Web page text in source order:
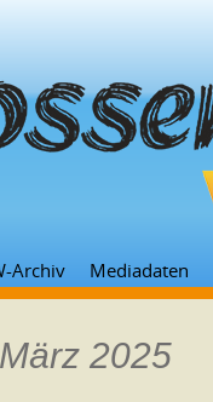
Archiv Mediadaten
2025